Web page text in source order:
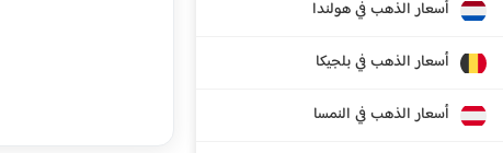
أسعار الذهب في هولندا
أسعار الذهب في بلجيكا
أسعار الذهب في النمسا